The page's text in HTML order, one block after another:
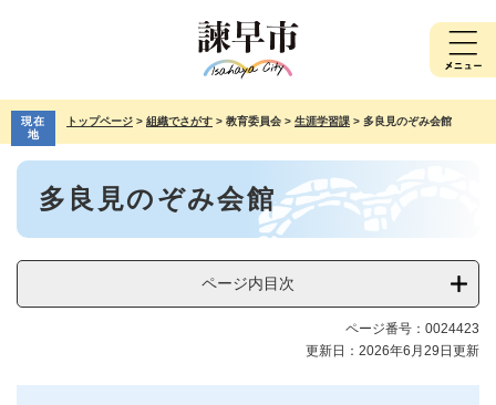
先
で
す。
を
ば
現在
地
トップページ > 組織でさがす > 教育委員会 > 生涯学習課 > 多良見のぞみ会館
本
多良見のぞみ会館
ページ内目次
ページ番号：0024423
更新日：2026年6月29日更新